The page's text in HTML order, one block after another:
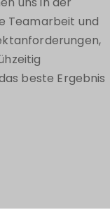
Teamarbeit und
beste Ergebnis